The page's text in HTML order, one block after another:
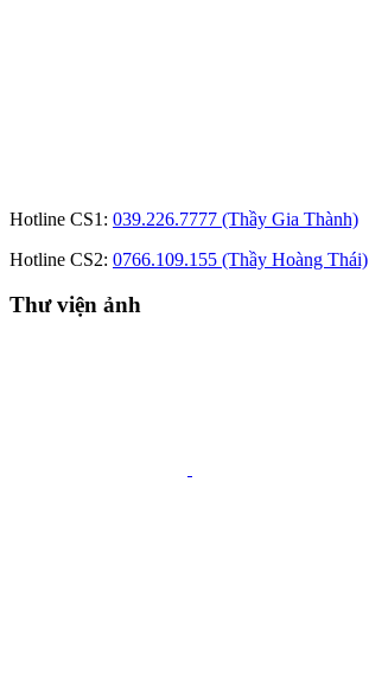
Hotline CS1: 039.226.7777 (Thầy Gia Thành)
Hotline CS2: 0766.109.155 (Thầy Hoàng Thái)
Thư viện ảnh